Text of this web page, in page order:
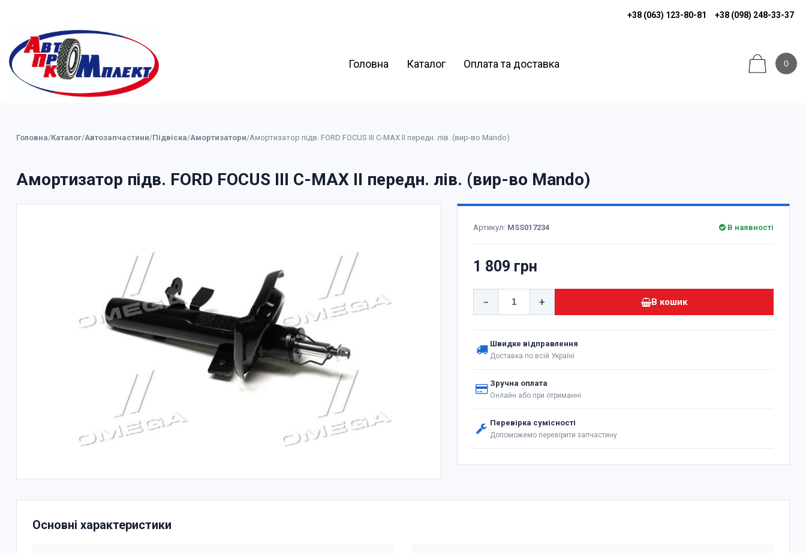
+38 (063) 123-80-81 +38 (098) 248-33-37
Головна Каталог Оплата та доставка 0
Головна/Каталог/Автозапчастини/Підвіска/Амортизатори/Амортизатор підв. FORD FOCUS III C-MAX II передн. лів. (вир-во Mando)
Амортизатор підв. FORD FOCUS III C-MAX II передн. лів. (вир-во Mando)
Артикул: MSS017234 В наявності
1 809 грн
− + В кошик
Швидке відправлення
Доставка по всій Україні
Зручна оплата
Онлайн або при отриманні
Перевірка сумісності
Допоможемо перевірити запчастину
Основні характеристики